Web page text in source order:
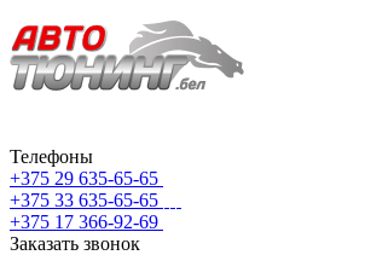
Телефоны
+375 29 635-65-65
+375 33 635-65-65
+375 17 366-92-69
Заказать звонок